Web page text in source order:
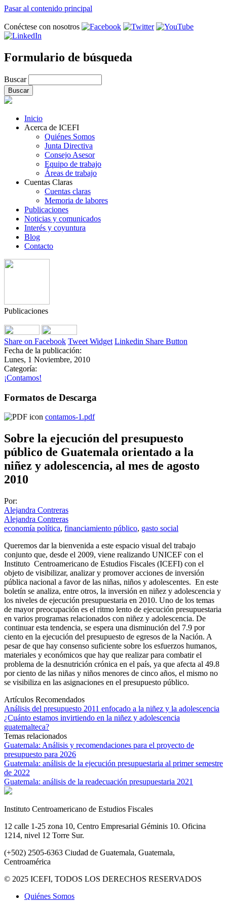
Pasar al contenido principal
Conéctese con nosotros
Formulario de búsqueda
Buscar
Inicio
Acerca de ICEFI
Quiénes Somos
Junta Directiva
Consejo Asesor
Equipo de trabajo
Áreas de trabajo
Cuentas Claras
Cuentas claras
Memoria de labores
Publicaciones
Noticias y comunicados
Interés y coyuntura
Blog
Contacto
Publicaciones
Share on Facebook Tweet Widget Linkedin Share Button
Fecha de la publicación:
Lunes, 1 Noviembre, 2010
Categoría:
¡Contamos!
Formatos de Descarga
contamos-1.pdf
Sobre la ejecución del presupuesto
público de Guatemala orientado a la
niñez y adolescencia, al mes de agosto
2010
Por:
Alejandra Contreras
Alejandra Contreras
economía política, financiamiento público, gasto social
Queremos dar la bienvenida a este espacio visual del trabajo
conjunto que, desde el 2009, viene realizando UNICEF con el
Instituto Centroamericano de Estudios Fiscales (ICEFI) con el
objeto de visibilizar, analizar y promover acciones de inversión
pública nacional a favor de las niñas, niños y adolescentes. En este
boletín se analiza, entre otros, la inversión en niñez y adolescencia y
los niveles de ejecución presupuestaria en 2010. Uno de los temas
de mayor preocupación es el ritmo lento de ejecución presupuestaria
en varios programas relacionados con niñez y adolescencia. De
continuar esta tendencia, se espera una disminución del 7.9 por
ciento en la ejecución del presupuesto de egresos de la Nación. A
pesar de que hay consenso suficiente sobre los esfuerzos humanos,
materiales y económicos que hay que realizar para combatir el
problema de la desnutrición crónica en el país, ya que afecta al 49.8
por ciento de las niñas y niños menores de cinco años, el mismo no
se visibiliza en las asignaciones en el presupuesto público.
Artículos Recomendados
Análisis del presupuesto 2011 enfocado a la niñez y la adolescencia
¿Cuánto estamos invirtiendo en la niñez y adolescencia
guatemalteca?
Temas relacionados
Guatemala: Análisis y recomendaciones para el proyecto de
presupuesto para 2026
Guatemala: análisis de la ejecución presupuestaria al primer semestre
de 2022
Guatemala: análisis de la readecuación presupuestaria 2021
Instituto Centroamericano de Estudios Fiscales
12 calle 1-25 zona 10, Centro Empresarial Géminis 10. Oficina
1214, nivel 12 Torre Sur.
(+502) 2505-6363 Ciudad de Guatemala, Guatemala,
Centroamérica
© 2025 ICEFI, TODOS LOS DERECHOS RESERVADOS
Quiénes Somos